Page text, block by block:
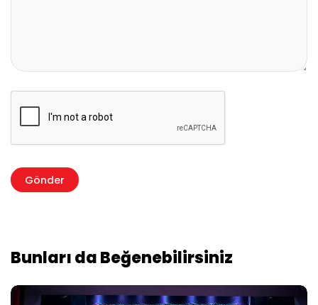
Bunları da Beğenebilirsiniz